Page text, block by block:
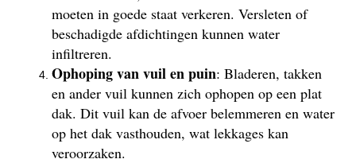
moeten in goede staat verkeren. Versleten of
beschadigde afdichtingen kunnen water
infiltreren.
Ophoping van vuil en puin: Bladeren, takken
en ander vuil kunnen zich ophopen op een plat
dak. Dit vuil kan de afvoer belemmeren en water
op het dak vasthouden, wat lekkages kan
veroorzaken.